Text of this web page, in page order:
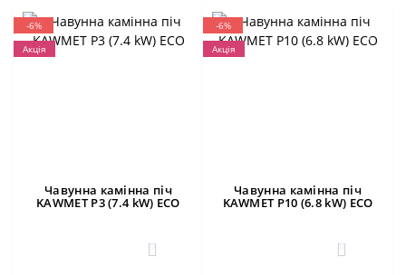
-6%
Акція
Чавунна камінна піч
KAWMET P3 (7.4 kW) ECO
0
-6%
Акція
Чавунна камінна піч
KAWMET P10 (6.8 kW) ECO
0